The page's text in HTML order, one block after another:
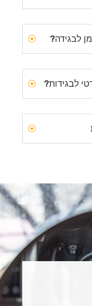
לבגידה?
לבגידות?